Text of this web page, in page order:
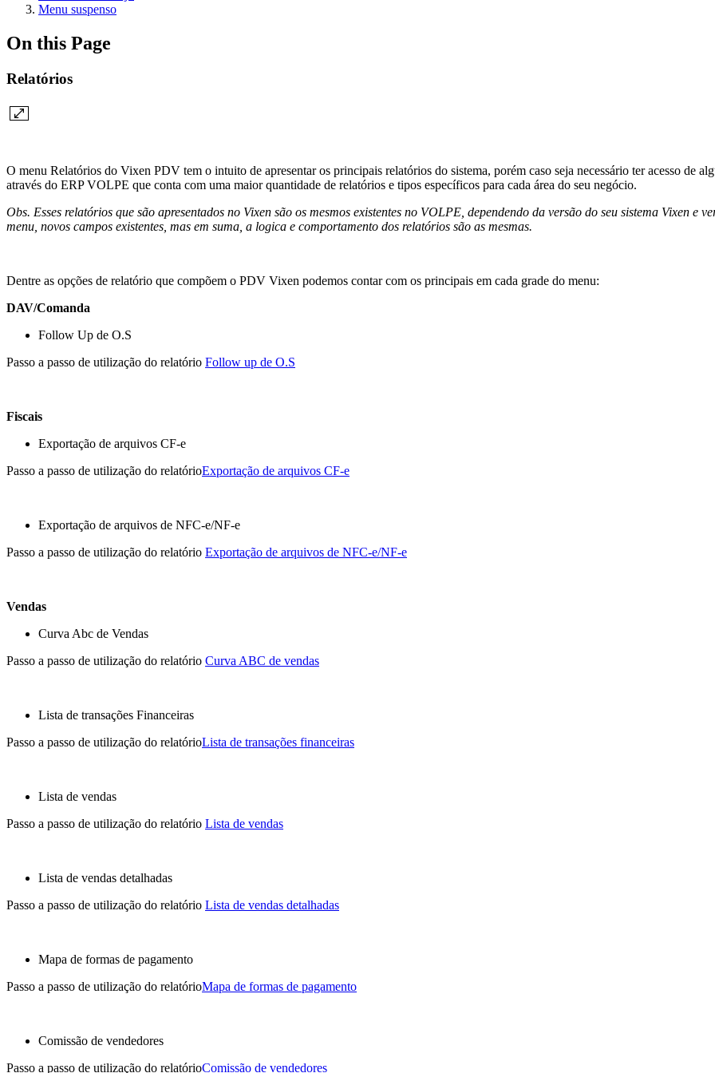
Menu suspenso
On this Page
Relatórios
O menu Relatórios do Vixen PDV tem o intuito de apresentar os principais relatórios do sistema, porém caso seja necessário ter acesso de
através do ERP VOLPE que conta com uma maior quantidade de relatórios e tipos específicos para cada área do seu negócio.
Obs. Esses relatórios que são apresentados no Vixen são os mesmos existentes no VOLPE, dependendo da versão do seu sistema Vixen e
menu, novos campos existentes, mas em suma, a logica e comportamento dos relatórios são as mesmas.
Dentre as opções de relatório que compõem o PDV Vixen podemos contar com os principais em cada grade do menu:
DAV/Comanda
Follow Up de O.S
Passo a passo de utilização do relatório Follow up de O.S
Fiscais
Exportação de arquivos CF-e
Passo a passo de utilização do relatórioExportação de arquivos CF-e
Exportação de arquivos de NFC-e/NF-e
Passo a passo de utilização do relatório Exportação de arquivos de NFC-e/NF-e
Vendas
Curva Abc de Vendas
Passo a passo de utilização do relatório Curva ABC de vendas
Lista de transações Financeiras
Passo a passo de utilização do relatórioLista de transações financeiras
Lista de vendas
Passo a passo de utilização do relatório Lista de vendas
Lista de vendas detalhadas
Passo a passo de utilização do relatório Lista de vendas detalhadas
Mapa de formas de pagamento
Passo a passo de utilização do relatórioMapa de formas de pagamento
Comissão de vendedores
Passo a passo de utilização do relatórioComissão de vendedores